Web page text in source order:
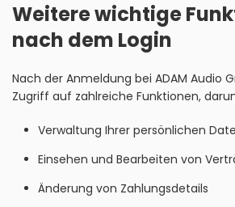
Weitere wichtige
nach dem Login
Nach der Anmeldung bei ADAM Audio
Zugriff auf zahlreiche Funktionen,
Verwaltung Ihrer persönlichen
Einsehen und Bearbeiten von
Änderung von Zahlungsdetails